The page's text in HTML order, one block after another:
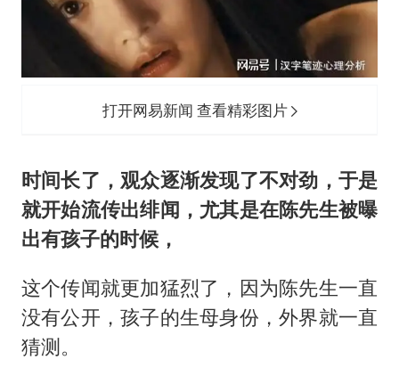
打开网易新闻 查看精彩图片
时间长了，观众逐渐发现了不对劲，于是
就开始流传出绯闻，尤其是在陈先生被曝
出有孩子的时候，
这个传闻就更加猛烈了，因为陈先生一直
没有公开，孩子的生母身份，外界就一直
猜测。